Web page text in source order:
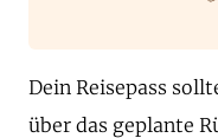
Dein Reisepass
über das geplante